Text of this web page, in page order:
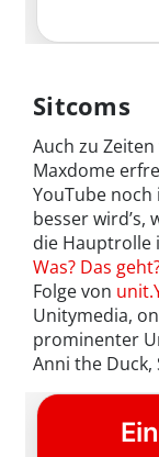
Sitcoms
Auch zu
Maxdome
YouTube
besser wird’s,
die Hauptrolle
Was? Das
Folge von
Unitymedia,
prominenter
Anni the Duck,